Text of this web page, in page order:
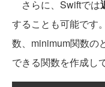
さらに、Swiftでは
することも可能です
数、minimum関数の
できる関数を作成し